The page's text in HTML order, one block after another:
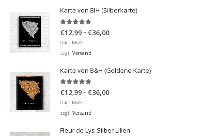
Karte von BIH (Silberkarte)
€12,99– €36,00Preisspanne:
Inkl. MwSt.
zzgl. Versand
Karte von B&H (Goldene Karte)
4.98von 5
€12,99– €36,00Preisspanne:
Inkl. MwSt.
zzgl. Versand
Fleur de Lys-Silber Lilien